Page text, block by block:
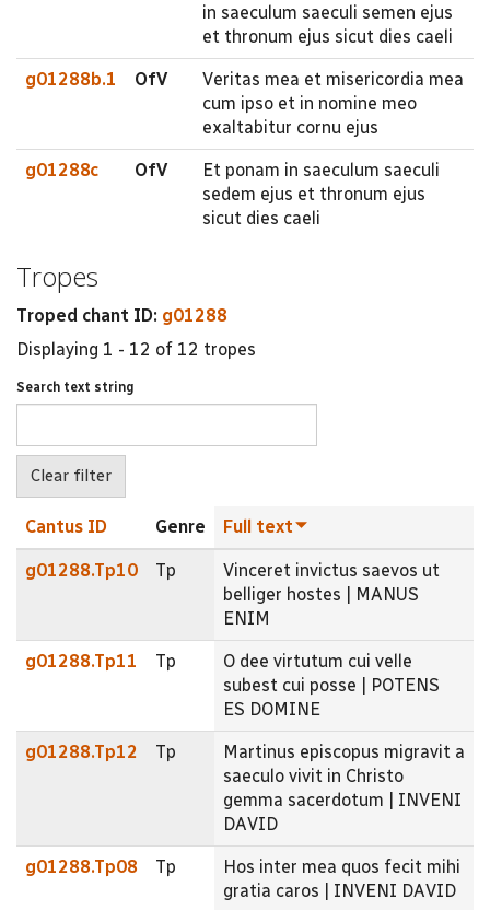
in saeculum saeculi semen ejus
et thronum ejus sicut dies caeli
g01288b.1 OfV
Veritas mea et misericordia mea
cum ipso et in nomine meo
exaltabitur cornu ejus
g01288c OfV
Et ponam in saeculum saeculi
sedem ejus et thronum ejus
sicut dies caeli
Tropes
Troped chant ID: g01288
Displaying 1 - 12 of 12 tropes
Search text string
Cantus ID Genre Full text
g01288.Tp10 Tp
Vinceret invictus saevos ut
belliger hostes | MANUS
ENIM
g01288.Tp11 Tp
O dee virtutum cui velle
subest cui posse | POTENS
ES DOMINE
g01288.Tp12 Tp
Martinus episcopus migravit a
saeculo vivit in Christo
gemma sacerdotum | INVENI
DAVID
g01288.Tp08 Tp
Hos inter mea quos fecit mihi
gratia caros | INVENI DAVID